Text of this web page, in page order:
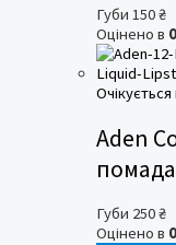
Губи 150₴
Оцінено в 0
Aden
Губи 250₴
Оцінено в 0